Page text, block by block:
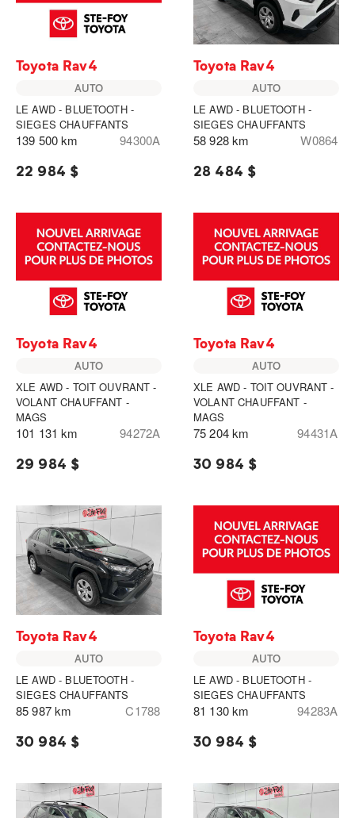
Toyota Rav4
AUTO
LE AWD - BLUETOOTH -
SIEGES CHAUFFANTS
139 500 km 94300A
22 984 $
Toyota Rav4
AUTO
LE AWD - BLUETOOTH -
SIEGES CHAUFFANTS
58 928 km W0864
28 484 $
Toyota Rav4
AUTO
XLE AWD - TOIT OUVRANT -
VOLANT CHAUFFANT -
MAGS
101 131 km 94272A
29 984 $
Toyota Rav4
AUTO
XLE AWD - TOIT OUVRANT -
VOLANT CHAUFFANT -
MAGS
75 204 km 94431A
30 984 $
Toyota Rav4
AUTO
LE AWD - BLUETOOTH -
SIEGES CHAUFFANTS
85 987 km C1788
30 984 $
Toyota Rav4
AUTO
LE AWD - BLUETOOTH -
SIEGES CHAUFFANTS
81 130 km 94283A
30 984 $